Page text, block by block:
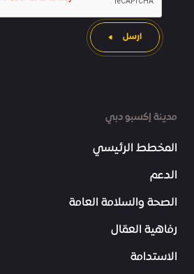
مدينة إكسبو دبي
المخطط الرئيسي
الدعم
الصحة والسلامة العامة
رفاهية العمّال
الاستدامة
ارسل